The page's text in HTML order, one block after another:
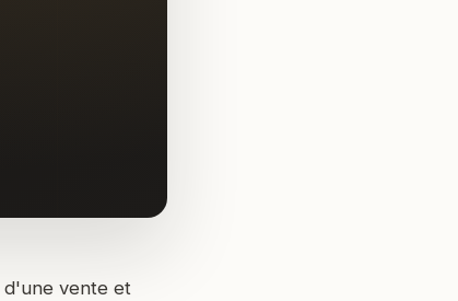
d'une vente et